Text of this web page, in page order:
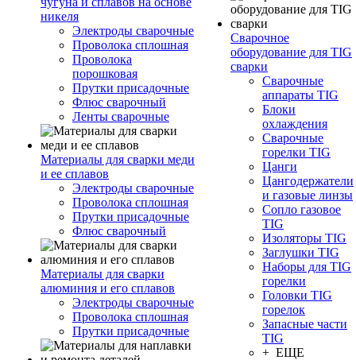
никеля
Электроды сварочные
Проволока сплошная
Проволока
порошковая
Прутки присадочные
Флюс сварочный
Ленты сварочные
Материалы для сварки меди
и ее сплавов
Электроды сварочные
Проволока сплошная
Прутки присадочные
Флюс сварочный
Материалы для сварки
алюминия и его сплавов
Электроды сварочные
Проволока сплошная
Прутки присадочные
Сварочное
оборудование для TIG
сварки
Сварочные
аппараты TIG
Блоки
охлаждения
Сварочные
горелки TIG
Цанги
Цангодержатели
и газовые линзы
Сопло газовое
TIG
Изоляторы TIG
Заглушки TIG
Наборы для TIG
горелки
Головки TIG
горелок
Запасные части
TIG
+ ЕЩЕ